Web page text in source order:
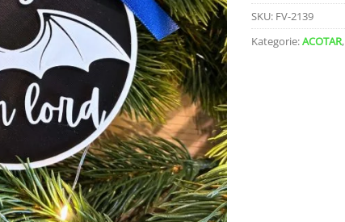
SKU: FV-2139
Kategorie:ACOTAR,